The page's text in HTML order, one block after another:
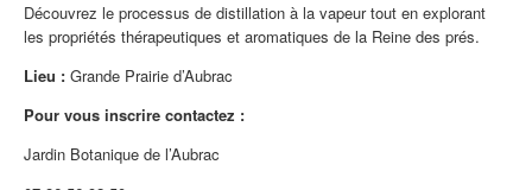
Découvrez le processus de distillation à la vapeur tout en explorant
les propriétés thérapeutiques et aromatiques de la Reine des prés.
Lieu : Grande Prairie d’Aubrac
Pour vous inscrire contactez :
Jardin Botanique de l’Aubrac